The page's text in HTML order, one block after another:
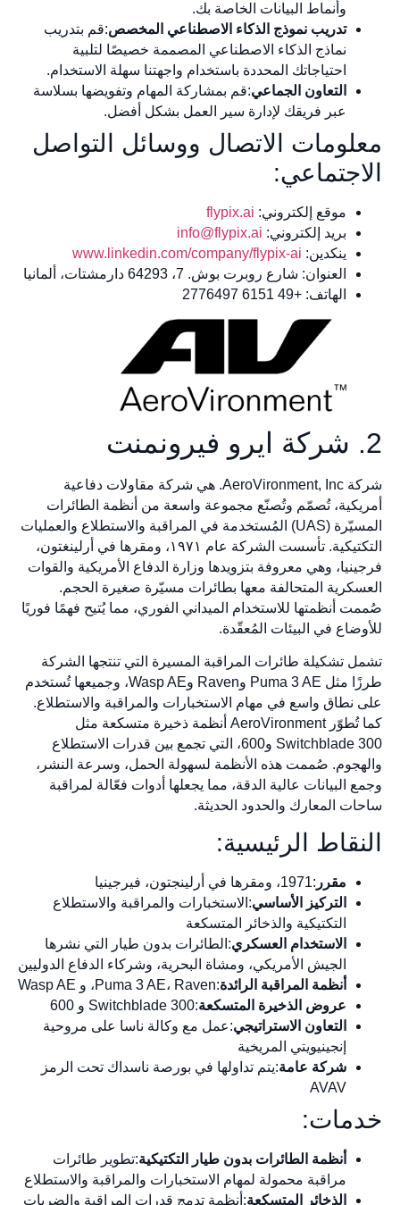
وأنماط البيانات الخاصة بك.
تدريب نموذج الذكاء الاصطناعي المخصص:قم بتدريب
نماذج الذكاء الاصطناعي المصممة خصيصًا لتلبية
احتياجاتك المحددة باستخدام واجهتنا سهلة الاستخدام.
التعاون الجماعي:قم بمشاركة المهام وتفويضها بسلاسة
عبر فريقك لإدارة سير العمل بشكل أفضل.
معلومات الاتصال ووسائل التواصل
الاجتماعي:
موقع إلكتروني: flypix.ai
بريد إلكتروني: info@flypix.ai
ينكدين: www.linkedin.com/company/flypix-ai
العنوان: شارع روبرت بوش. 7، 64293 دارمشتات، ألمانيا
الهاتف: +49 6151 2776497
2. شركة ايرو فيرونمنت
شركة AeroVironment, Inc. هي شركة مقاولات دفاعية
أمريكية، تُصمّم وتُصنّع مجموعة واسعة من أنظمة الطائرات
المسيّرة (UAS) المُستخدمة في المراقبة والاستطلاع والعمليات
التكتيكية. تأسست الشركة عام ١٩٧١، ومقرها في أرلينغتون،
فرجينيا، وهي معروفة بتزويدها وزارة الدفاع الأمريكية والقوات
العسكرية المتحالفة معها بطائرات مسيّرة صغيرة الحجم.
صُممت أنظمتها للاستخدام الميداني الفوري، مما يُتيح فهمًا فوريًا
للأوضاع في البيئات المُعقّدة.
تشمل تشكيلة طائرات المراقبة المسيرة التي تنتجها الشركة
طرزًا مثل Puma 3 AE وRaven وWasp AE، وجميعها تُستخدم
على نطاق واسع في مهام الاستخبارات والمراقبة والاستطلاع.
كما تُطوّر AeroVironment أنظمة ذخيرة متسكعة مثل
Switchblade 300 و600، التي تجمع بين قدرات الاستطلاع
والهجوم. صُممت هذه الأنظمة لسهولة الحمل، وسرعة النشر،
وجمع البيانات عالية الدقة، مما يجعلها أدوات فعّالة لمراقبة
ساحات المعارك والحدود الحديثة.
النقاط الرئيسية:
مقرر :1971، ومقرها في أرلينجتون، فيرجينيا
التركيز الأساسي:الاستخبارات والمراقبة والاستطلاع
التكتيكية والذخائر المتسكعة
الاستخدام العسكري:الطائرات بدون طيار التي نشرها
الجيش الأمريكي، ومشاة البحرية، وشركاء الدفاع الدوليين
أنظمة المراقبة الرائدة:Puma 3 AE، Raven، و Wasp AE
عروض الذخيرة المتسكعة:Switchblade 300 و 600
التعاون الاستراتيجي:عمل مع وكالة ناسا على مروحية
إنجينيويتي المريخية
شركة عامة:يتم تداولها في بورصة ناسداك تحت الرمز
AVAV
خدمات:
أنظمة الطائرات بدون طيار التكتيكية:تطوير طائرات
مراقبة محمولة لمهام الاستخبارات والمراقبة والاستطلاع
الذخائر المتسكعة:أنظمة تدمج قدرات المراقبة والضربات